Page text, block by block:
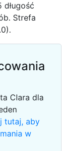
Strefa
Clara dla
tutaj, aby
w